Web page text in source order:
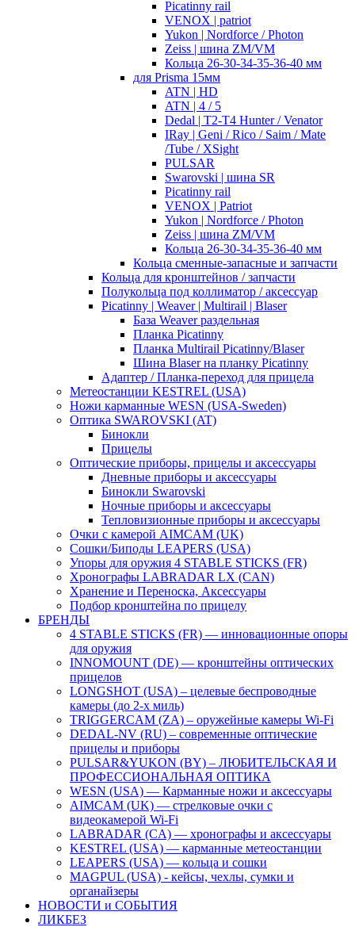
Picatinny rail
VENOX | patriot
Yukon | Nordforce / Photon
Zeiss | шина ZM/VM
Кольца 26-30-34-35-36-40 мм
для Prisma 15мм
ATN | HD
ATN | 4 / 5
Dedal | T2-T4 Hunter / Venator
IRay | Geni / Rico / Saim / Mate
/Tube / XSight
PULSAR
Swarovski | шина SR
Picatinny rail
VENOX | Patriot
Yukon | Nordforce / Photon
Zeiss | шина ZM/VM
Кольца 26-30-34-35-36-40 мм
Кольца сменные-запасные и запчасти
Кольца для кронштейнов / запчасти
Полукольца под коллиматор / аксессуар
Picatinny | Weaver | Multirail | Blaser
База Weaver раздельная
Планка Picatinny
Планка Multirail Picatinny/Blaser
Шина Blaser на планку Picatinny
Адаптер / Планка-переход для прицела
Метеостанции KESTREL (USA)
Ножи карманные WESN (USA-Sweden)
Оптика SWAROVSKI (AT)
Бинокли
Прицелы
Оптические приборы, прицелы и аксессуары
Дневные приборы и аксессуары
Бинокли Swarovski
Ночные приборы и аксессуары
Тепловизионные приборы и аксессуары
Очки с камерой AIMCAM (UK)
Сошки/Биподы LEAPERS (USA)
Упоры для оружия 4 STABLE STICKS (FR)
Хронографы LABRADAR LX (CAN)
Хранение и Переноска, Аксессуары
Подбор кронштейна по прицелу
БРЕНДЫ
4 STABLE STICKS (FR) — инновационные опоры
для оружия
INNOMOUNT (DE) — кронштейны оптических
прицелов
LONGSHOT (USA) – целевые беспроводные
камеры (до 2-х миль)
TRIGGERCAM (ZA) – оружейные камеры Wi-Fi
DEDAL-NV (RU) – современные оптические
прицелы и приборы
PULSAR&YUKON (BY) – ЛЮБИТЕЛЬСКАЯ И
ПРОФЕССИОНАЛЬНАЯ ОПТИКА
WESN (USA) — Карманные ножи и аксессуары
AIMCAM (UK) — стрелковые очки с
видеокамерой Wi-Fi
LABRADAR (CA) — хронографы и аксессуары
KESTREL (USA) — карманные метеостанции
LEAPERS (USA) — кольца и сошки
MAGPUL (USA) - кейсы, чехлы, сумки и
органайзеры
НОВОСТИ и СОБЫТИЯ
ЛИКБЕЗ